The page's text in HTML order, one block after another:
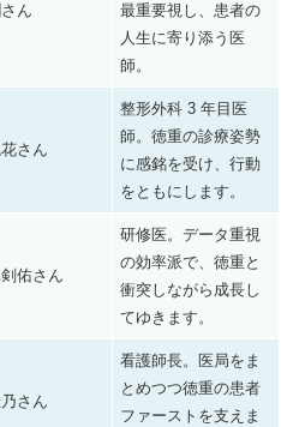
ん
最重要視し、患者の
人生に寄り添う医
師。
さん
整形外科 3 年目医
師。徳重の診療姿勢
に感銘を受け、行動
をともにします。
佑さん
研修医。データ重視
の効率派で、徳重と
衝突しながら成長し
てゆきます。
さん
看護師長。医局をま
とめつつ徳重の患者
ファーストを支えま